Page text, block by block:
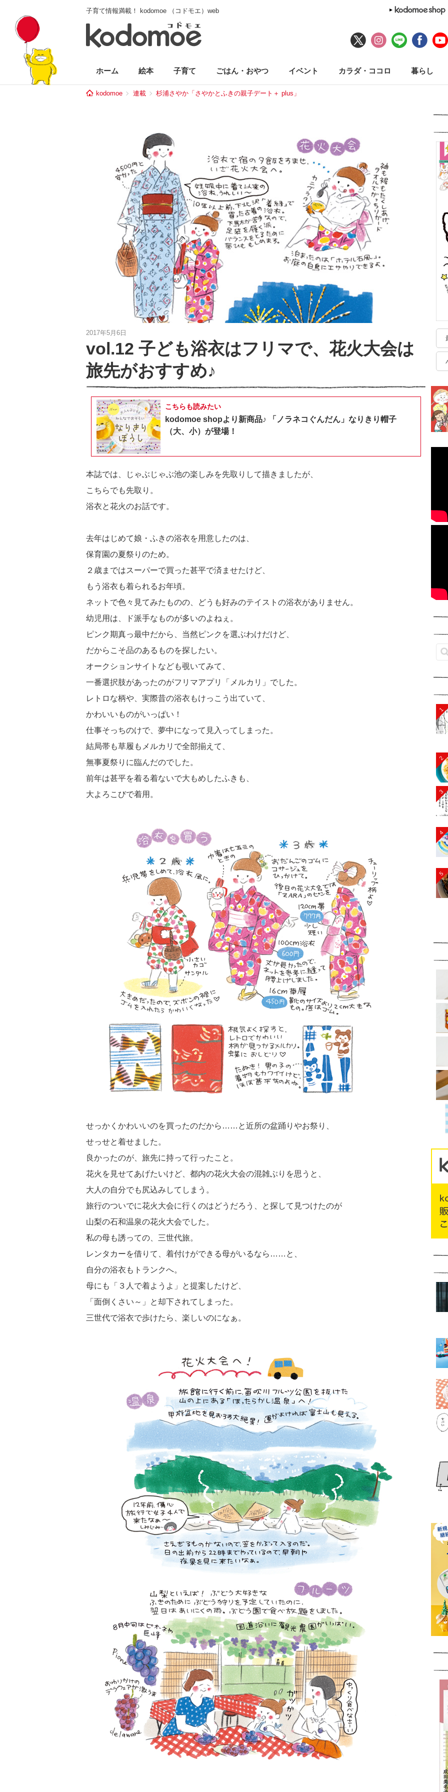
子育て情報満載！ kodomoe （コドモエ）web
ホーム 絵本 子育て ごはん・おやつ イベント カラダ・ココロ 暮らし
kodomoe 連載 杉浦さやか「さやかとふきの親子デート＋ plus」
2017年5月6日
vol.12 子ども浴衣はフリマで、花火大会は
旅先がおすすめ♪
こちらも読みたい
kodomoe shopより新商品♪ 「ノラネコぐんだん」なりきり帽子
（大、小）が登場！
本誌では、じゃぶじゃぶ池の楽しみを先取りして描きましたが、
こちらでも先取り。
浴衣と花火のお話です。
去年はじめて娘・ふきの浴衣を用意したのは、
保育園の夏祭りのため。
２歳まではスーパーで買った甚平で済ませたけど、
もう浴衣も着られるお年頃。
ネットで色々見てみたものの、どうも好みのテイストの浴衣がありません。
幼児用は、ド派手なものが多いのよねぇ。
ピンク期真っ最中だから、当然ピンクを選ぶわけだけど、
だからこそ品のあるものを探したい。
オークションサイトなども覗いてみて、
一番選択肢があったのがフリマアプリ「メルカリ」でした。
レトロな柄や、実際昔の浴衣もけっこう出ていて、
かわいいものがいっぱい！
仕事そっちのけで、夢中になって見入ってしまった。
結局帯も草履もメルカリで全部揃えて、
無事夏祭りに臨んだのでした。
前年は甚平を着る着ないで大もめしたふきも、
大よろこびで着用。
せっかくかわいいのを買ったのだから……と近所の盆踊りやお祭り、
せっせと着せました。
良かったのが、旅先に持って行ったこと。
花火を見せてあげたいけど、都内の花火大会の混雑ぶりを思うと、
大人の自分でも尻込みしてしまう。
旅行のついでに花火大会に行くのはどうだろう、と探して見つけたのが
山梨の石和温泉の花火大会でした。
私の母も誘っての、三世代旅。
レンタカーを借りて、着付けができる母がいるなら……と、
自分の浴衣もトランクへ。
母にも「３人で着ようよ」と提案したけど、
「面倒くさい～」と却下されてしまった。
三世代で浴衣で歩けたら、楽しいのになぁ。
1
2
3
4
5